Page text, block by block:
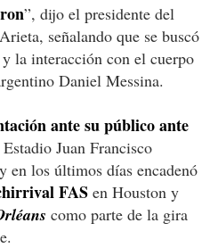
”, dijo el presidente del
señalando que se buscó
la interacción con el cuerpo
Daniel Messina.
ante su público ante
Juan Francisco
en los últimos días encadenó
FAS en Houston y
como parte de la gira